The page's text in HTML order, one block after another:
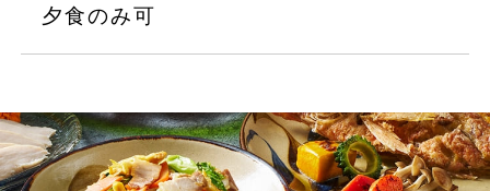
オリエンタルホテル
沖縄リゾート&スパ
夕食のみ可